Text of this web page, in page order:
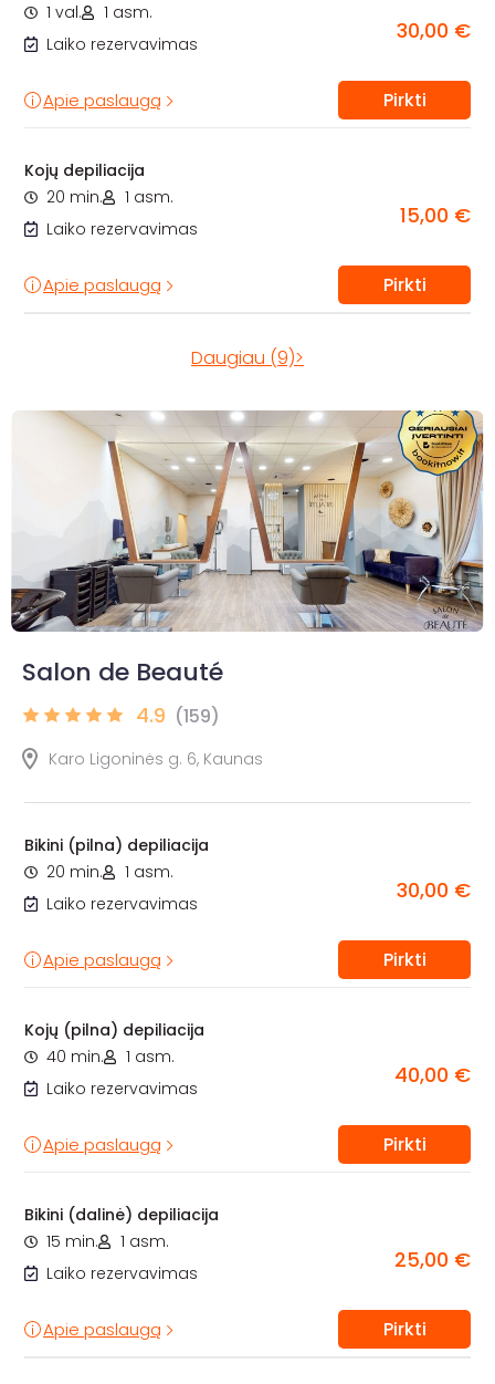
1 val.
1 asm.
Laiko rezervavimas
30,00 €
Apie paslaugą Pirkti
Kojų depiliacija
20 min.
1 asm.
Laiko rezervavimas
15,00 €
Apie paslaugą Pirkti
Daugiau (9)>
Salon de Beauté
4.9 (159)
Karo Ligoninės g. 6, Kaunas
Bikini (pilna) depiliacija
20 min.
1 asm.
Laiko rezervavimas
30,00 €
Apie paslaugą Pirkti
Kojų (pilna) depiliacija
40 min.
1 asm.
Laiko rezervavimas
40,00 €
Apie paslaugą Pirkti
Bikini (dalinė) depiliacija
15 min.
1 asm.
Laiko rezervavimas
25,00 €
Apie paslaugą Pirkti